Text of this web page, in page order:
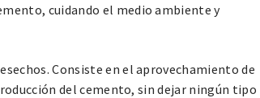
cuidando el medio ambiente y
Consiste en el aprovechamiento de
del cemento, sin dejar ningún tipo